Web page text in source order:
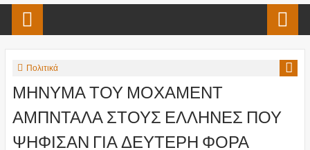
Πολιτικά
ΜΗΝΥΜΑ ΤΟΥ ΜΟΧΑΜΕΝΤ
ΑΜΠΝΤΑΛΑ ΣΤΟΥΣ ΕΛΛΗΝΕΣ ΠΟΥ
ΨΗΦΙΣΑΝ ΓΙΑ ΔΕΥΤΕΡΗ ΦΟΡΑ